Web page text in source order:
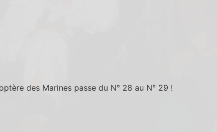
des Marines passe du N° 28 au N° 29 !